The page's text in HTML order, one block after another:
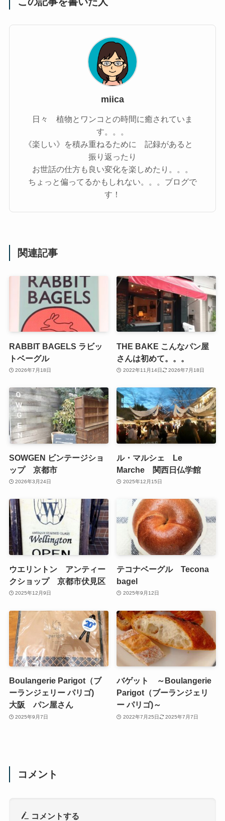
miica
日々 植物とワンコとの時間に癒されていま
す。。。
《楽しい》を積み重ねるために 記録があると
振り返ったり
お世話の仕方も良い変化を楽しめたり。。。
ちょっと偏ってるかもしれない。。。ブログで
す！
関連記事
RABBIT BAGELS ラビッ
トベーグル
2026年7月18日
THE BAKE こんなパン屋
さんは初めて。。。
2022年11月14日 2026年7月18日
SOWGEN ビンテージショ
ップ 京都市
2026年3月24日
ル・マルシェ Le
Marche 関西日仏学館
2025年12月15日
ウエリントン アンティー
クショップ 京都市伏見区
2025年12月9日
テコナベーグル Tecona
bagel
2025年9月12日
Boulangerie Parigot（ブ
ーランジェリー パリゴ)
大阪 パン屋さん
2025年9月7日
バゲット ～Boulangerie
Parigot（ブーランジェリ
ー パリゴ)～
2022年7月25日 2025年7月7日
コメント
コメントする